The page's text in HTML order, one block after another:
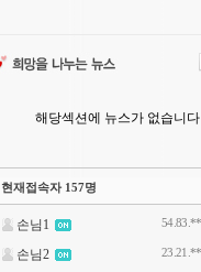
해당섹션에 뉴스가 없습니다
현재접속자 157명